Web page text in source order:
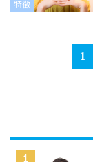
特徴
1